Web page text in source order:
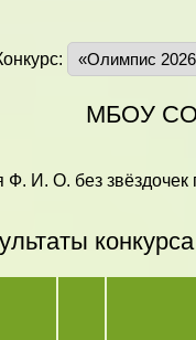
МБОУ
И. О. без звёздочек